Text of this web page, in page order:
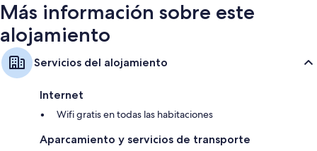
Más información sobre este
alojamiento
Servicios del alojamiento
Internet
Wifi gratis en todas las habitaciones
Aparcamiento y servicios de transporte